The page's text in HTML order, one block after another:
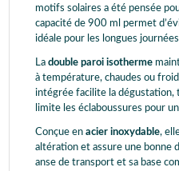
motifs solaires a été pensée
capacité de 900 ml permet
idéale pour les longues
La double paroi isotherme
à température, chaudes ou
intégrée facilite la dégustation,
limite les éclaboussures pour
Conçue en acier inoxydable,
altération et assure une bonne
anse de transport et sa base